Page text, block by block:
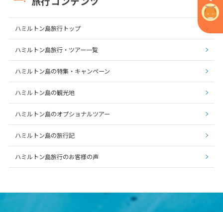
ハミルトン島旅行トップ
ハミルトン島旅行・ツアー一覧
ハミルトン島の特集・キャンペーン
ハミルトン島の観光地
ハミルトン島のオプショナルツアー
ハミルトン島の旅行記
ハミルトン島旅行のお客様の声